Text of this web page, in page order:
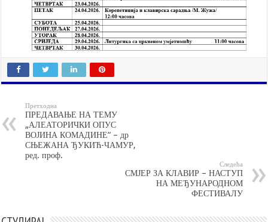
Претходна
ПРЕДАВАЊЕ НА ТЕМУ
„АЛЕАТОРИЧКИ ОПУС
ВОЈИНА КОМАДИНЕ“ – др
СЊЕЖАНА ЂУКИЋ-ЧАМУР,
ред. проф.
Следећа
СМЈЕР ЗА КЛАВИР – НАСТУП
НА МЕЂУНАРОДНОМ
ФЕСТИВАЛУ